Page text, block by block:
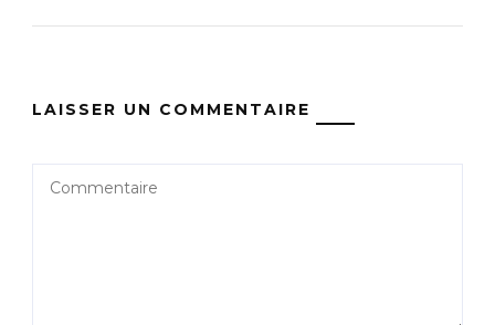
LAISSER UN COMMENTAIRE